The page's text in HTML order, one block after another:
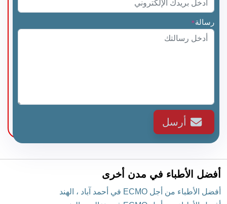
رسالة*
أرسل
أفضل الأطباء في مدن أخرى
أفضل الأطباء من أجل ECMO في أحمد آباد ، الهند